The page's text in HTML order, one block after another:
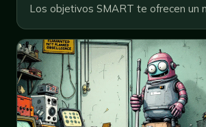
Los objetivos SMART te ofrecen un